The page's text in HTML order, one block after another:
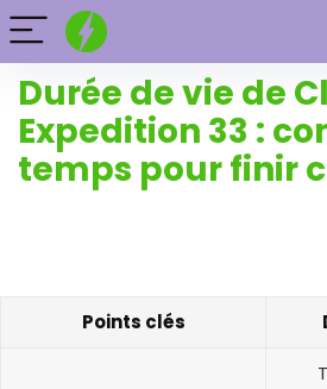
Durée de vie de
Expedition 33 :
temps pour finir
Points clés